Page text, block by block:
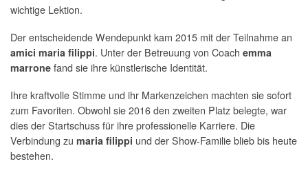
wichtige Lektion.
Der entscheidende Wendepunkt kam 2015 mit der Teilnahme an
amici maria filippi. Unter der Betreuung von Coach emma
marrone fand sie ihre künstlerische Identität.
Ihre kraftvolle Stimme und ihr Markenzeichen machten sie sofort
zum Favoriten. Obwohl sie 2016 den zweiten Platz belegte, war
dies der Startschuss für ihre professionelle Karriere. Die
Verbindung zu maria filippi und der Show-Familie blieb bis heute
bestehen.